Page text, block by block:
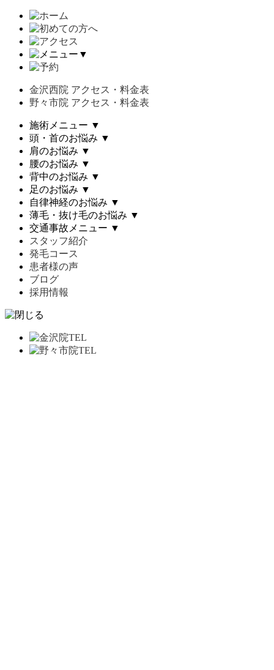
▼
金沢西院 アクセス・料金表
野々市院 アクセス・料金表
施術メニュー ▼
頭・首のお悩み ▼
肩のお悩み ▼
腰のお悩み ▼
背中のお悩み ▼
足のお悩み ▼
自律神経のお悩み ▼
薄毛・抜け毛のお悩み ▼
交通事故メニュー ▼
スタッフ紹介
発毛コース
患者様の声
ブログ
採用情報